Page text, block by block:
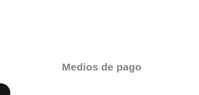
Medios de pago